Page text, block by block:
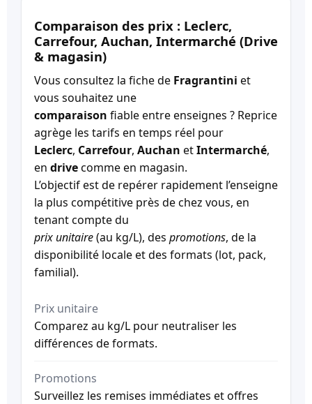
Comparaison des prix : Leclerc,
Carrefour, Auchan, Intermarché (Drive
& magasin)
Vous consultez la fiche de Fragrantini et
vous souhaitez une
comparaison fiable entre enseignes ? Reprice
agrège les tarifs en temps réel pour
Leclerc, Carrefour, Auchan etIntermarché,
en drivecomme en magasin.
L’objectif est de repérer rapidement l’enseigne
la plus compétitive près de chez vous, en
tenant compte du
prix unitaire(au kg/L), des promotions, de la
disponibilité locale et des formats (lot, pack,
familial).
Prix unitaire
Comparez au kg/L pour neutraliser les
différences de formats.
Promotions
Surveillez les remises immédiates et offres